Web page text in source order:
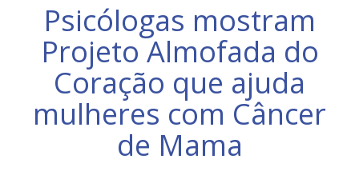
Psicólogas mostram
Projeto Almofada do
Coração que ajuda
mulheres com Câncer
de Mama